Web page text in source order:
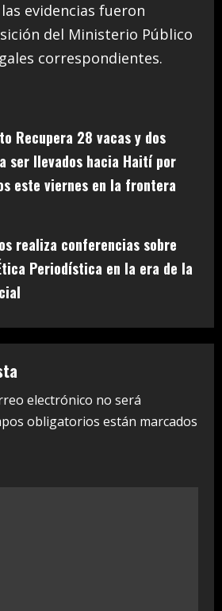
evidencias fueron
del Ministerio Público
correspondientes.
Recupera 28 vacas y dos
ser llevados hacia Haití por
este viernes en la frontera
realiza conferencias sobre
Periodística en la era de la
electrónico no será
obligatorios están marcados